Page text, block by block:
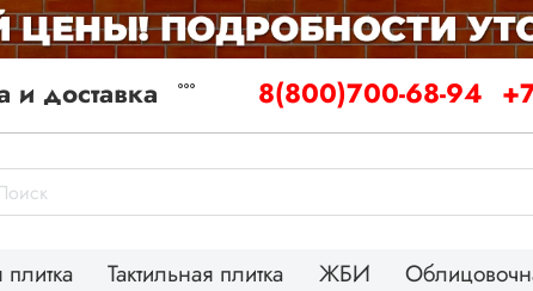
и доставка 8(800)700-68-94
плитка Тактильная плитка ЖБИ